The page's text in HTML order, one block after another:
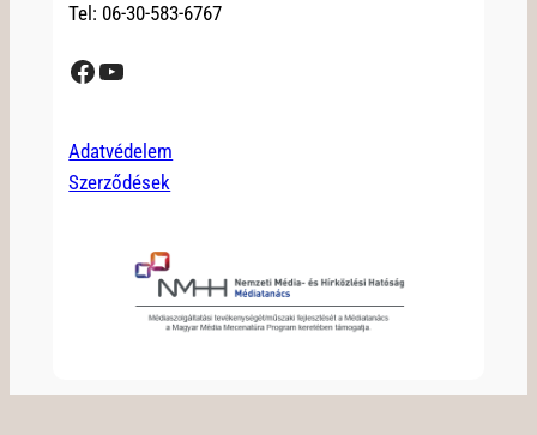
Tel: 06-30-583-6767
Facebook YouTube
Adatvédelem
Szerződések